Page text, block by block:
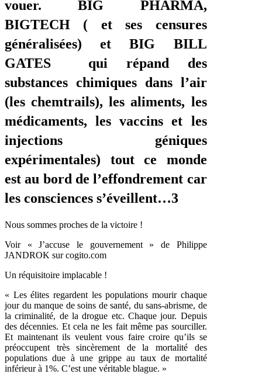
vouer. BIG PHARMA,
BIGTECH ( et ses censures
généralisées) et BIG BILL
GATES qui répand des
substances chimiques dans l’air
(les chemtrails), les aliments, les
médicaments, les vaccins et les
injections géniques
expérimentales) tout ce monde
est au bord de l’effondrement car
les consciences s’éveillent…3
Nous sommes proches de la victoire !
Voir « J’accuse le gouvernement » de Philippe
JANDROK sur cogito.com
Un réquisitoire implacable !
« Les élites regardent les populations mourir chaque
jour du manque de soins de santé, du sans-abrisme, de
la criminalité, de la drogue etc. Chaque jour. Depuis
des décennies. Et cela ne les fait même pas sourciller.
Et maintenant ils veulent vous faire croire qu’ils se
préoccupent très sincèrement de la mortalité des
populations due à une grippe au taux de mortalité
inférieur à 1%. C’est une véritable blague. »